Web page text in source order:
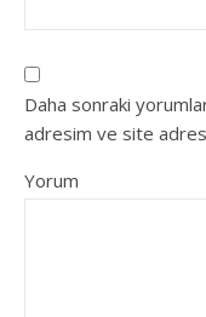
Daha sonraki
adresim ve site
Yorum